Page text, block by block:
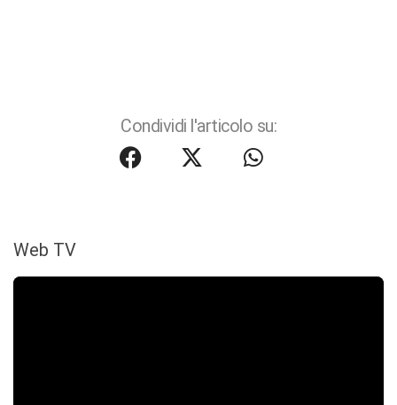
Condividi l'articolo su:
Web TV